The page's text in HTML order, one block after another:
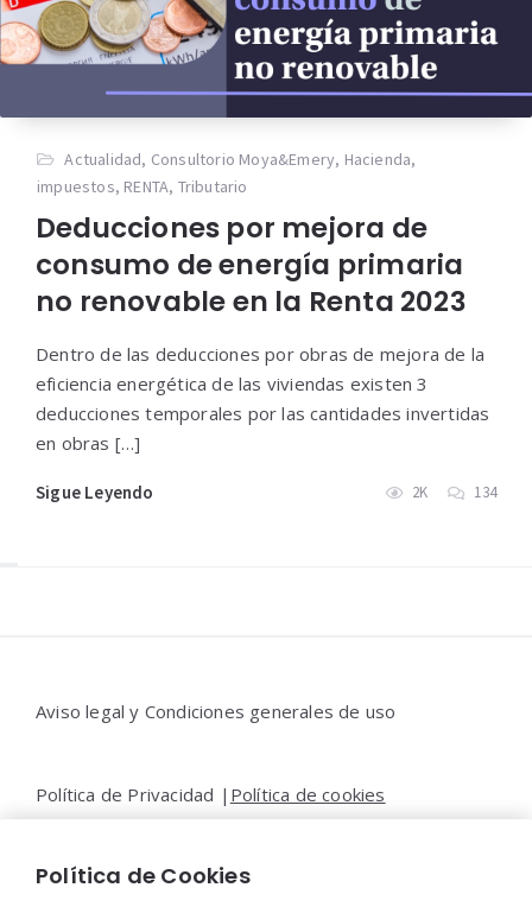
Actualidad, Consultorio Moya&Emery, Hacienda,
impuestos, RENTA, Tributario
Deducciones por mejora de
consumo de energía primaria
no renovable en la Renta 2023
Dentro de las deducciones por obras de mejora de la
eficiencia energética de las viviendas existen 3
deducciones temporales por las cantidades invertidas
en obras […]
Sigue Leyendo 2K 134
Aviso legal y Condiciones generales de uso
Política de Privacidad | Política de cookies
Contacto |Moya&Emery
Política de Cookies